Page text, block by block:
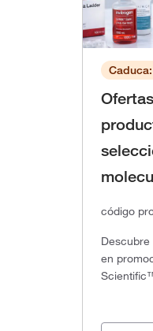
código
en